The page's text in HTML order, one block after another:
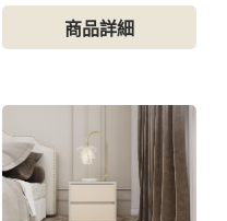
商品詳細